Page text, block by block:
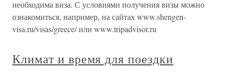
необходима виза. С условиями получения визы можно
ознакомиться, например, на сайтах www.shengen-
visa.ru/visas/greece/ или www.tripadvisor.ru
Климат и время для поездки